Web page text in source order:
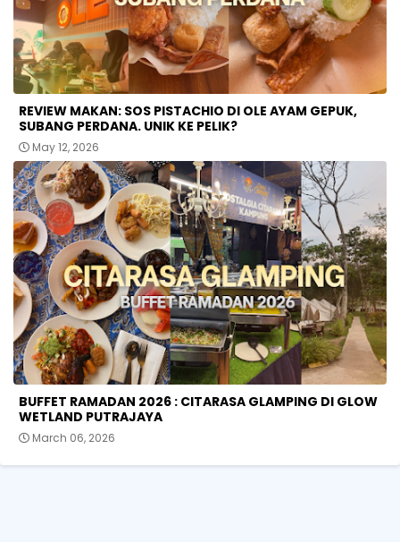
REVIEW MAKAN: SOS PISTACHIO DI OLE AYAM GEPUK,
SUBANG PERDANA. UNIK KE PELIK?
May 12, 2026
BUFFET RAMADAN 2026 : CITARASA GLAMPING DI GLOW
WETLAND PUTRAJAYA
March 06, 2026